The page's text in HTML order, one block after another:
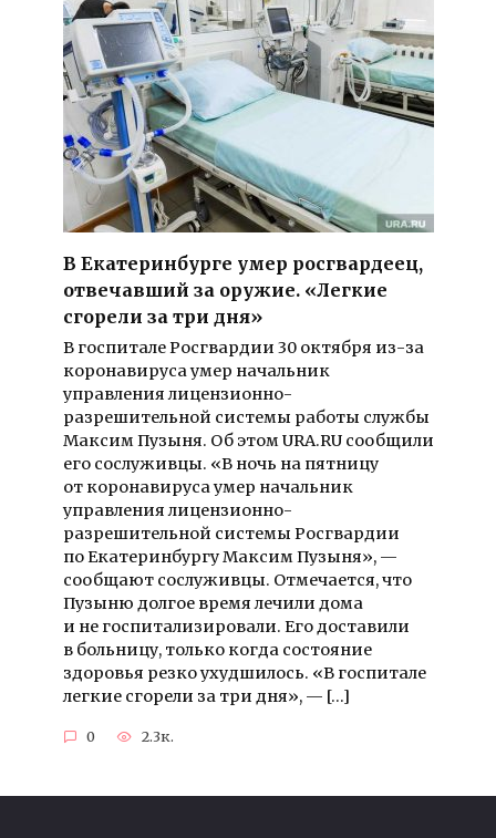
В Екатеринбурге умер росгвардеец,
отвечавший за оружие. «Легкие
сгорели за три дня»
В госпитале Росгвардии 30 октября из-за
коронавируса умер начальник
управления лицензионно-
разрешительной системы работы службы
Максим Пузыня. Об этом URA.RU сообщили
его сослуживцы. «В ночь на пятницу
от коронавируса умер начальник
управления лицензионно-
разрешительной системы Росгвардии
по Екатеринбургу Максим Пузыня», —
сообщают сослуживцы. Отмечается, что
Пузыню долгое время лечили дома
и не госпитализировали. Его доставили
в больницу, только когда состояние
здоровья резко ухудшилось. «В госпитале
легкие сгорели за три дня», — […]
0 2.3к.